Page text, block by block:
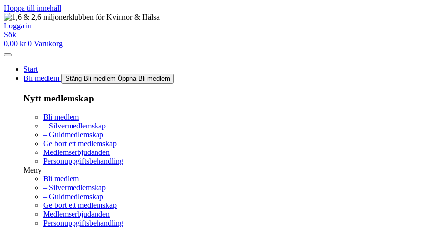
Hoppa till innehåll
Logga in
Sök
0,00 kr 0 Varukorg
Start
Bli medlem
Stäng Bli medlem Öppna Bli medlem
Nytt medlemskap
Bli medlem
– Silvermedlemskap
– Guldmedlemskap
Ge bort ett medlemskap
Medlemserbjudanden
Personuppgiftsbehandling
Meny
Bli medlem
– Silvermedlemskap
– Guldmedlemskap
Ge bort ett medlemskap
Medlemserbjudanden
Personuppgiftsbehandling